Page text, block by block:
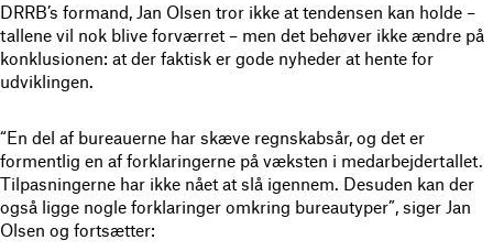
DRRB’s formand, Jan Olsen tror ikke at tendensen kan holde –
tallene vil nok blive forværret – men det behøver ikke ændre på
konklusionen: at der faktisk er gode nyheder at hente for
udviklingen.
“En del af bureauerne har skæve regnskabsår, og det er
formentlig en af forklaringerne på væksten i medarbejdertallet.
Tilpasningerne har ikke nået at slå igennem. Desuden kan der
også ligge nogle forklaringer omkring bureautyper”, siger Jan
Olsen og fortsætter: